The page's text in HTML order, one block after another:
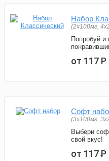
Набор
(2x100мг,
Попробуй и
от 117Р
Софт
(3x100мг,
Выбери
свой вкус!
от 117Р